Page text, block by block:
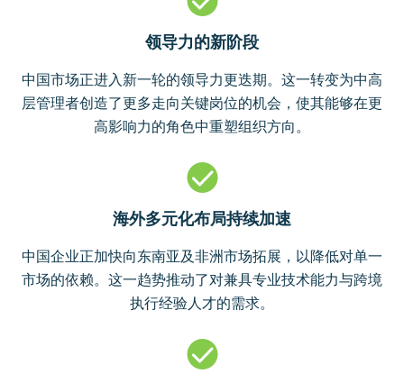
领导力的新阶段
中国市场正进入新一轮的领导力更迭期。这一转变为中高
层管理者创造了更多走向关键岗位的机会，使其能够在更
高影响力的角色中重塑组织方向。
海外多元化布局持续加速
中国企业正加快向东南亚及非洲市场拓展，以降低对单一
市场的依赖。这一趋势推动了对兼具专业技术能力与跨境
执行经验人才的需求。